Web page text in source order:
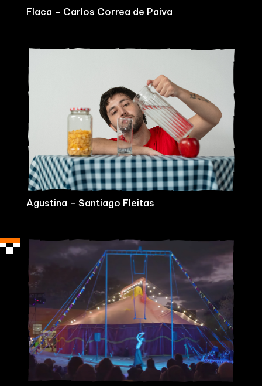
Flaca – Carlos Correa de Paiva
Agustina – Santiago Fleitas